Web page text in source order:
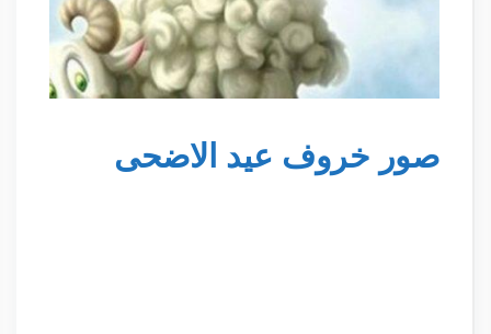
صور خروف عيد الاضحى